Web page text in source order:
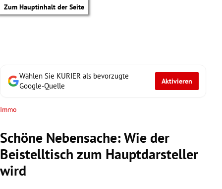
Zum Hauptinhalt der Seite
Wählen Sie KURIER als bevorzugte
Google-Quelle
Aktivieren
Immo
Schöne Nebensache: Wie der
Beistelltisch zum Hauptdarsteller
wird